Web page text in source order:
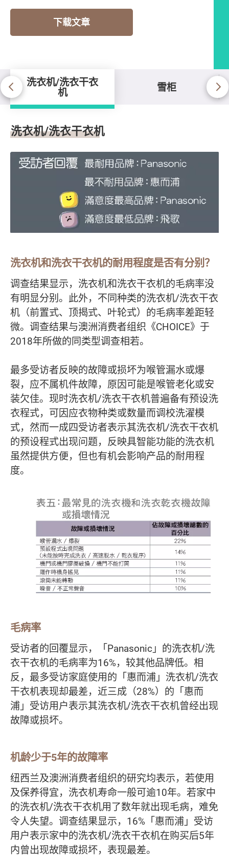
下载文章
洗衣机/洗衣干衣
机 雪柜
洗衣机/洗衣干衣机
洗衣机/洗衣干衣机
洗衣机和洗衣干衣机的耐用程度是否有分别？
调查结果显示，洗衣机和洗衣干衣机的毛病率没
有明显分别。此外，不同种类的洗衣机/洗衣干衣
机（前置式、顶揭式、叶轮式）的毛病率差距轻
微。调查结果与澳洲消费者组织《CHOICE》于
2018年所做的同类型调查相若。
最多受访者反映的故障或损坏为喉管漏水或爆
裂，应不属机件故障，原因可能是喉管老化或安
装欠佳。现时洗衣机/洗衣干衣机普遍备有预设洗
衣程式，可因应衣物种类或数量而调校洗濯模
式，然而一成四受访者表示其洗衣机/洗衣干衣机
的预设程式出现问题，反映具智能功能的洗衣机
虽然提供方便，但也有机会影响产品的耐用程
度。
毛病率
受访者的回覆显示，「Panasonic」的洗衣机/洗
衣干衣机的毛病率为16%，较其他品牌低。相
反，最多受访家庭使用的「惠而浦」洗衣机/洗衣
干衣机表现却最差，近三成（28%）的「惠而
浦」受访用户表示其洗衣机/洗衣干衣机曾经出现
故障或损坏。
机龄少于5年的故障率
纽西兰及澳洲消费者组织的研究均表示，若使用
及保养得宜，洗衣机寿命一般可逾10年。若家中
的洗衣机/洗衣干衣机用了数年就出现毛病，难免
令人失望。调查结果显示，16%「惠而浦」受访
用户表示家中的洗衣机/洗衣干衣机在购买后5年
内曾出现故障或损坏，表现最差。